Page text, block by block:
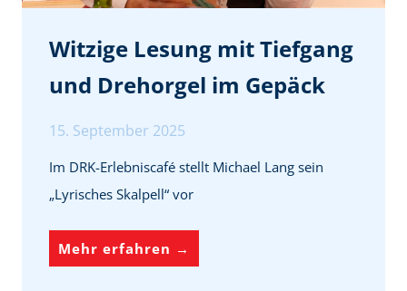
i
e
v
i
e
Witzige Lesung mit Tiefgang
und Drehorgel im Gepäck
15. September 2025
Im DRK-Erlebniscafé stellt Michael Lang sein
„Lyrisches Skalpell“ vor
Mehr erfahren →